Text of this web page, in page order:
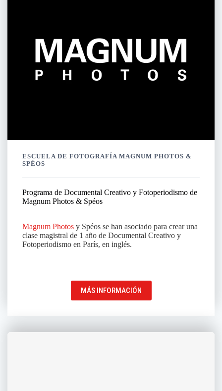
ESCUELA DE FOTOGRAFÍA MAGNUM PHOTOS &
SPÉOS
Programa de Documental Creativo y Fotoperiodismo de
Magnum Photos & Spéos
Magnum Photos y Spéos se han asociado para crear una
clase magistral de 1 año de Documental Creativo y
Fotoperiodismo en París, en inglés.
MÁS INFORMACIÓN